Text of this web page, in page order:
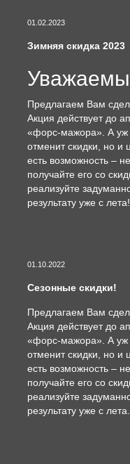
01.02.2023
Зимняя скидка 2023
Предлагаем Вам
Акция действует до
«форс-мажора». А уж
отменит скидки, но и
есть возможность –
получайте его со
реализуйте
результату уже с лета!
01.10.2022
Сезонные скидки!
Предлагаем Вам
Акция действует до
«форс-мажора». А уж
отменит скидки, но и
есть возможность –
получайте его со
реализуйте
результату уже с лета.